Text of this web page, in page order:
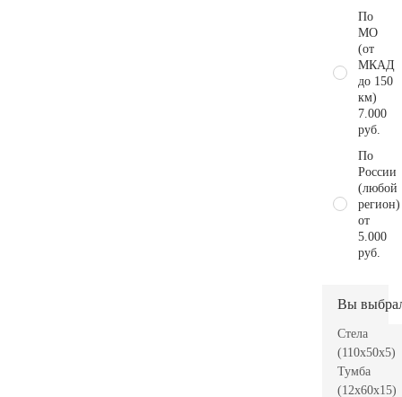
По
МО
(от
МКАД
до 150
км)
7.000
руб.
По
России
(любой
регион)
от
5.000
руб.
Вы
Стела
(110x50x5)
Тумба
(12x60x15)